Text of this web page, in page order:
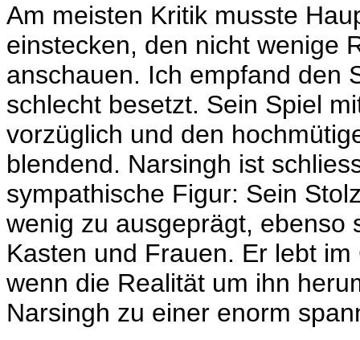
Am meisten Kritik musste
einstecken, den nicht wenige
anschauen. Ich empfand den
schlecht besetzt. Sein Spiel
vorzüglich und den
blendend. Narsingh ist
sympathische Figur: Sein
wenig zu ausgeprägt, ebenso
Kasten und Frauen. Er lebt
wenn die Realität um ihn
Narsingh zu einer enorm